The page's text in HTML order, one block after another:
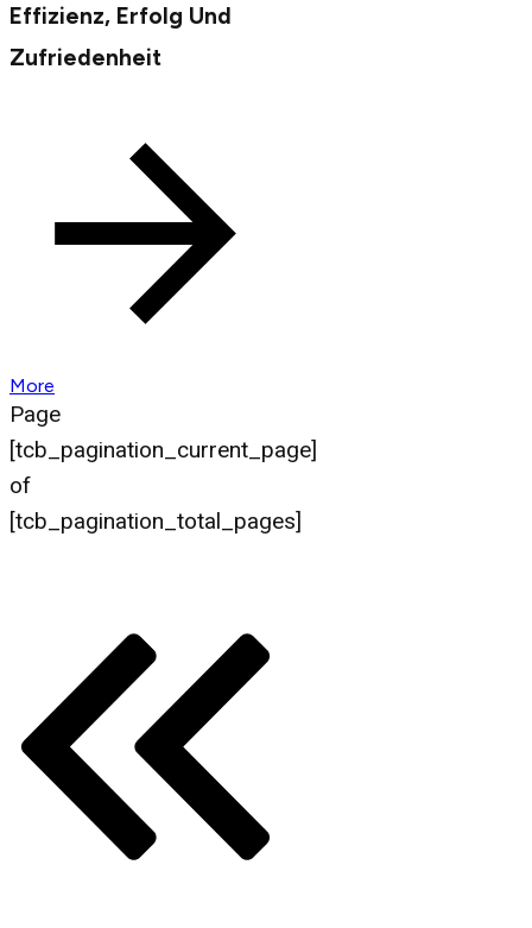
Effizienz, Erfolg Und
Zufriedenheit
More
Page
[tcb_pagination_current_page]
of
[tcb_pagination_total_pages]